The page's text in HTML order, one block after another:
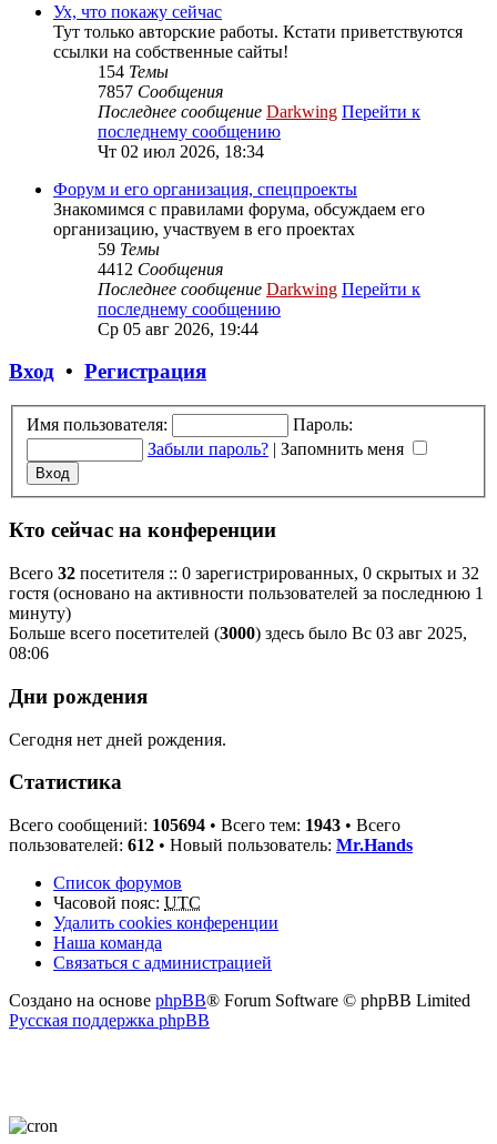
Ух, что покажу сейчас
Тут только авторские работы. Кстати приветствуются
ссылки на собственные сайты!
154 Темы
7857 Сообщения
Последнее сообщение Darkwing Перейти к
последнему сообщению
Чт 02 июл 2026, 18:34
Форум и его организация, спецпроекты
Знакомимся с правилами форума, обсуждаем его
организацию, участвуем в его проектах
59 Темы
4412 Сообщения
Последнее сообщение Darkwing Перейти к
последнему сообщению
Ср 05 авг 2026, 19:44
Вход • Регистрация
Имя пользователя:
Пароль:
Забыли пароль? | Запомнить меня
Кто сейчас на конференции
Всего 32 посетителя :: 0 зарегистрированных, 0 скрытых и 32
гостя (основано на активности пользователей за последнюю 1
минуту)
Больше всего посетителей (3000) здесь было Вс 03 авг 2025,
08:06
Дни рождения
Сегодня нет дней рождения.
Статистика
Всего сообщений: 105694 • Всего тем: 1943 • Всего
пользователей: 612 • Новый пользователь: Mr.Hands
Список форумов
Часовой пояс: UTC
Удалить cookies конференции
Наша команда
Связаться с администрацией
Создано на основе phpBB® Forum Software © phpBB Limited
Русская поддержка phpBB